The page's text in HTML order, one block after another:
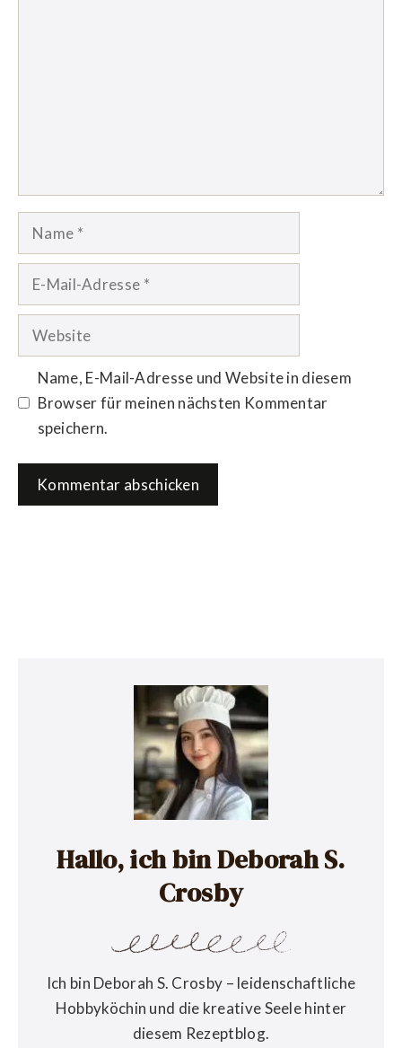
Name
Website
Name, E-Mail-Adresse und Website in diesem
Browser für meinen nächsten Kommentar
speichern.
Hallo, ich bin Deborah S.
Crosby
Ich bin Deborah S. Crosby – leidenschaftliche
Hobbyköchin und die kreative Seele hinter
diesem Rezeptblog.